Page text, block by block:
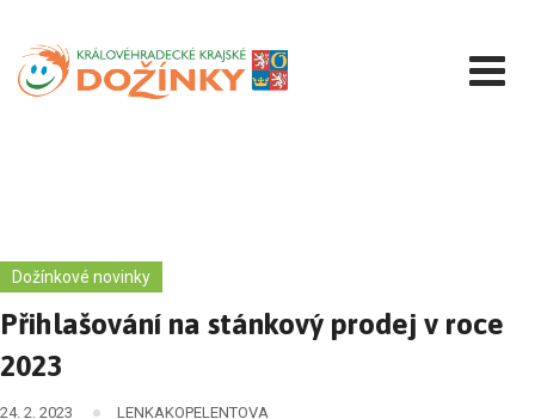
obsahu
Dožínkové novinky
Přihlašování na stánkový prodej v roce
2023
24. 2. 2023 LENKAKOPELENTOVA